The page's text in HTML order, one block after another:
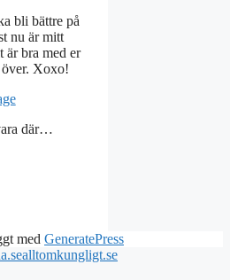
bli bättre på
nu är mitt
är bra med er
över. Xoxo!
där…
med GeneratePress
alltomkungligt.se